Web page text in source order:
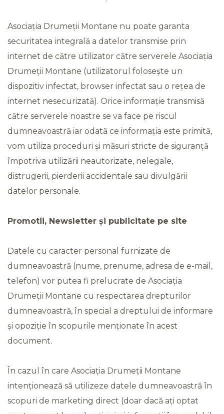
Asociația Drumeții Montane nu poate garanta
securitatea integrală a datelor transmise prin
internet de către utilizator către serverele Asociația
Drumeții Montane (utilizatorul folosește un
dispozitiv infectat, browser infectat sau o rețea de
internet nesecurizată). Orice informație transmisă
către serverele noastre se va face pe riscul
dumneavoastră iar odată ce informația este primită,
vom utiliza proceduri și măsuri stricte de siguranță
împotriva utilizării neautorizate, nelegale,
distrugerii, pierderii accidentale sau divulgării
datelor personale.
Promotii, Newsletter și publicitate pe site
Datele cu caracter personal furnizate de
dumneavoastră (nume, prenume, adresa de e-mail,
telefon) vor putea fi prelucrate de Asociația
Drumeții Montane cu respectarea drepturilor
dumneavoastră, în special a dreptului de informare
și opoziție în scopurile menționate în acest
document.
În cazul în care Asociația Drumeții Montane
intenționează să utilizeze datele dumneavoastră în
scopuri de marketing direct (doar dacă ați optat